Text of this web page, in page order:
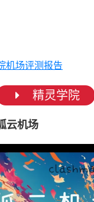
机场评测报告
精灵学院
云机场